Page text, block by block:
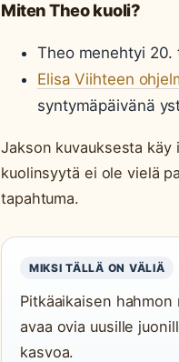
Miten Theo kuoli?
Theo menehtyi
Elisa Viihteen
syntymäpäivänä
Jakson kuvauksesta käy
kuolinsyytä ei ole vielä
tapahtuma.
MIKSI TÄLLÄ ON VÄLIÄ
Pitkäaikaisen
avaa ovia uusille
kasvoa.